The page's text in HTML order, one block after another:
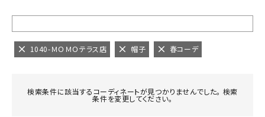
1040-ＭＯＭＯテラス店 帽子 春コーデ
検索条件に該当するコーディネートが見つかりませんでした。 検索
条件を変更してください。